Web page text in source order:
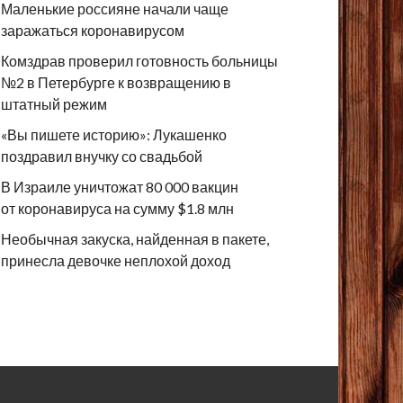
Маленькие россияне начали чаще
заражаться коронавирусом
Комздрав проверил готовность больницы
№2 в Петербурге к возвращению в
штатный режим
«Вы пишете историю»: Лукашенко
поздравил внучку со свадьбой
В Израиле уничтожат 80 000 вакцин
от коронавируса на сумму $1.8 млн
Необычная закуска, найденная в пакете,
принесла девочке неплохой доход